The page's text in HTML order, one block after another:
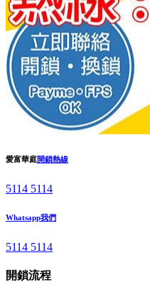
愛富華庭開鎖熱線
5114 5114
Whatsapp我們
5114 5114
開鎖流程